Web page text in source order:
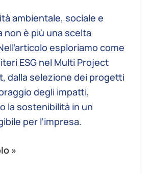
ambientale, sociale e
non è più una scelta
esploriamo come
ESG nel Multi Project
dalla selezione dei progetti
degli impatti,
la sostenibilità in un
per l’impresa.
»